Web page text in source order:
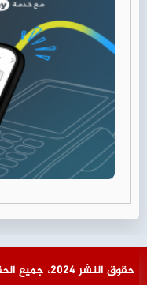
© حقوق النشر 2024، جميع الحقوق محفوظة | أخبار الأردن